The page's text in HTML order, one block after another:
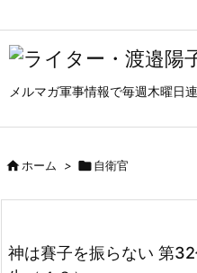
メルマガ軍事情報で毎週木曜日
ホーム > 自衛官
神は賽子を振らない 第